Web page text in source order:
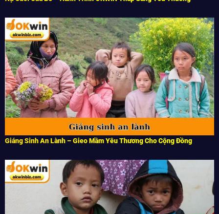
Giáng Sinh An Lành – Gieo Mầm Yêu Thương Cho Cộng Đồng